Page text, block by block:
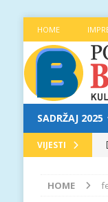
HOME
SADRŽAJ 2025
VIJESTI
HOME